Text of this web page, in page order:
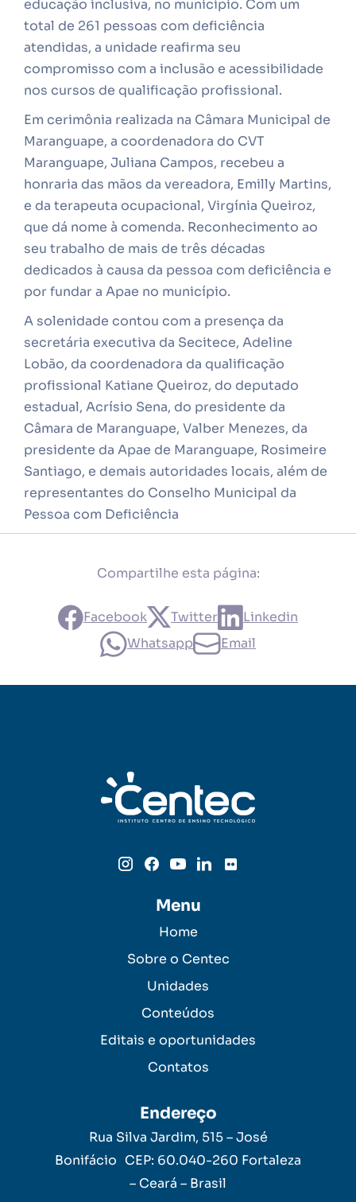
educação inclusiva, no município. Com um
total de 261 pessoas com deficiência
atendidas, a unidade reafirma seu
compromisso com a inclusão e acessibilidade
nos cursos de qualificação profissional.
Em cerimônia realizada na Câmara Municipal de
Maranguape, a coordenadora do CVT
Maranguape, Juliana Campos, recebeu a
honraria das mãos da vereadora, Emilly Martins,
e da terapeuta ocupacional, Virgínia Queiroz,
que dá nome à comenda. Reconhecimento ao
seu trabalho de mais de três décadas
dedicados à causa da pessoa com deficiência e
por fundar a Apae no município.
A solenidade contou com a presença da
secretária executiva da Secitece, Adeline
Lobão, da coordenadora da qualificação
profissional Katiane Queiroz, do deputado
estadual, Acrísio Sena, do presidente da
Câmara de Maranguape, Valber Menezes, da
presidente da Apae de Maranguape, Rosimeire
Santiago, e demais autoridades locais, além de
representantes do Conselho Municipal da
Pessoa com Deficiência
Compartilhe esta página:
Facebook Twitter
Linkedin
Whatsapp
Email
Menu
Home
Sobre o Centec
Unidades
Conteúdos
Editais e oportunidades
Contatos
Endereço
Rua Silva Jardim, 515 – José
Bonifácio CEP: 60.040-260 Fortaleza
– Ceará – Brasil